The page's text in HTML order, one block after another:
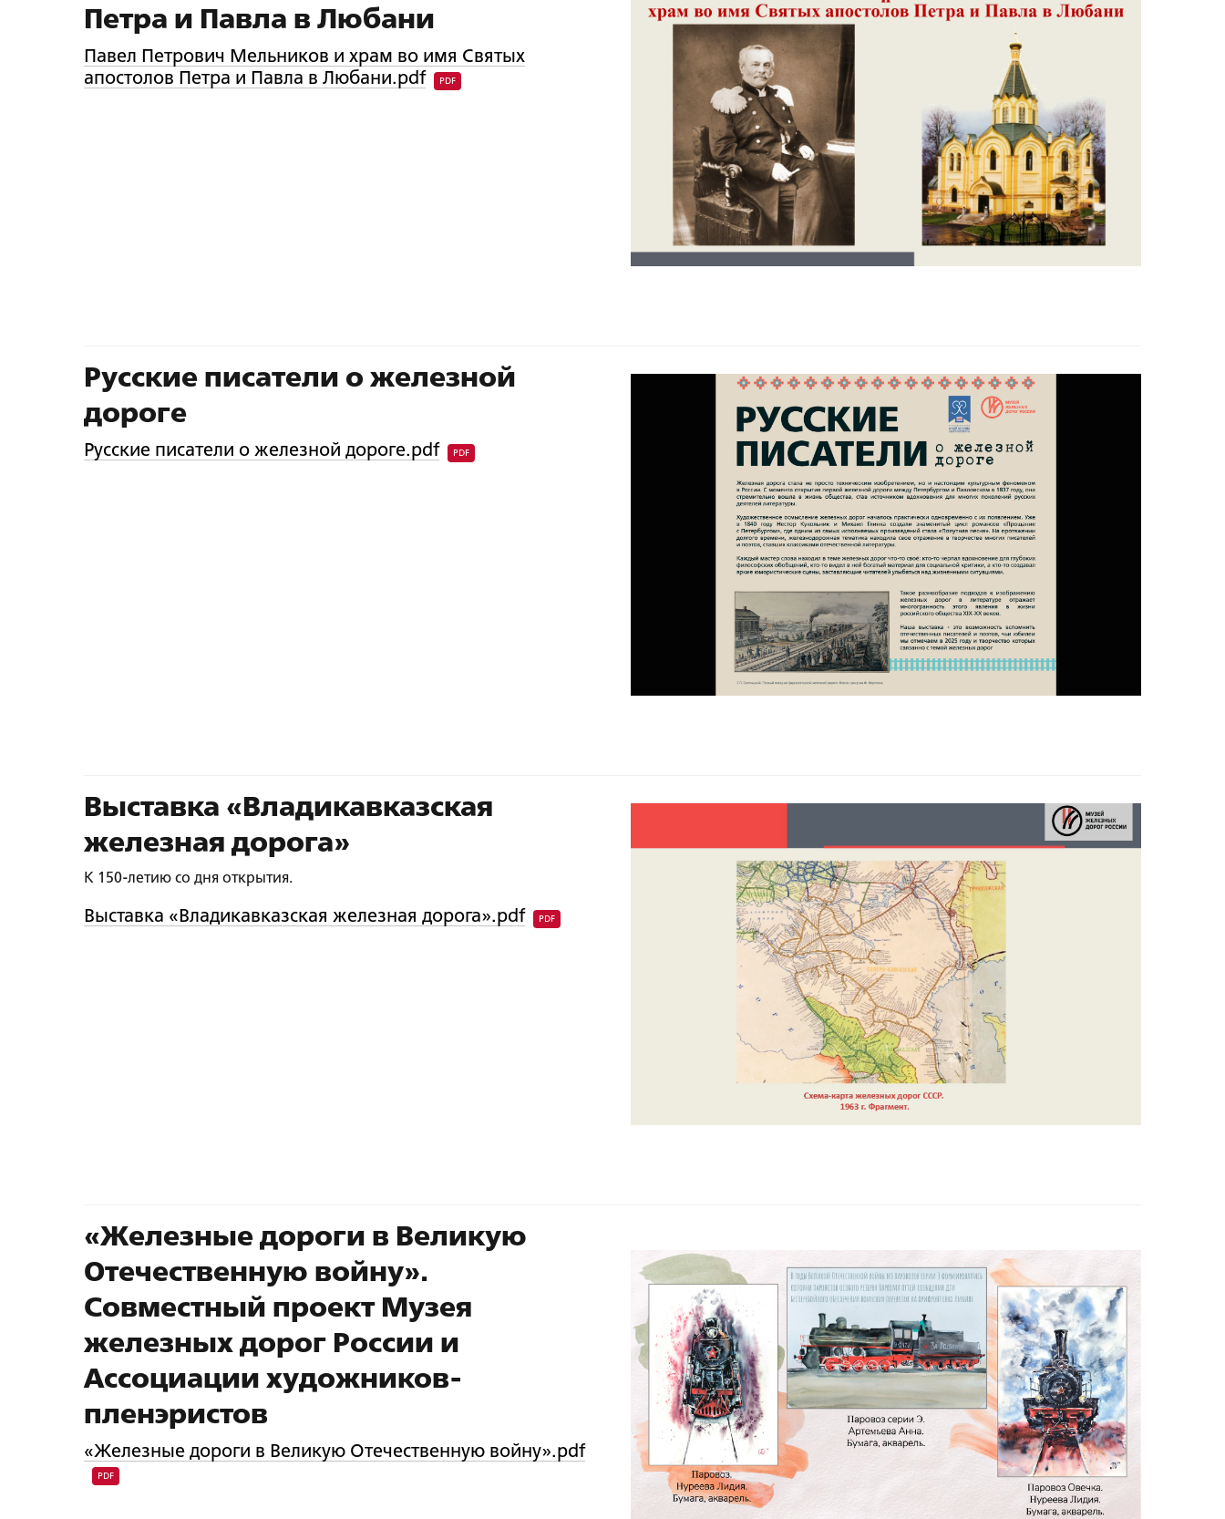
Петра и Павла в Любани
Павел Петрович Мельников и храм во имя Святых
апостолов Петра и Павла в Любани.pdf
Русские писатели о железной
дороге
Русские писатели о железной дороге.pdf
Выставка «Владикавказская
железная дорога»
К 150-летию со дня открытия.
Выставка «Владикавказская железная дорога».pdf
«Железные дороги в Великую
Отечественную войну».
Совместный проект Музея
железных дорог России и
Ассоциации художников-
пленэристов
«Железные дороги в Великую Отечественную войну».pdf